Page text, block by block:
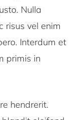
Nulla
risus vel enim
Interdum et
primis in
hendrerit.